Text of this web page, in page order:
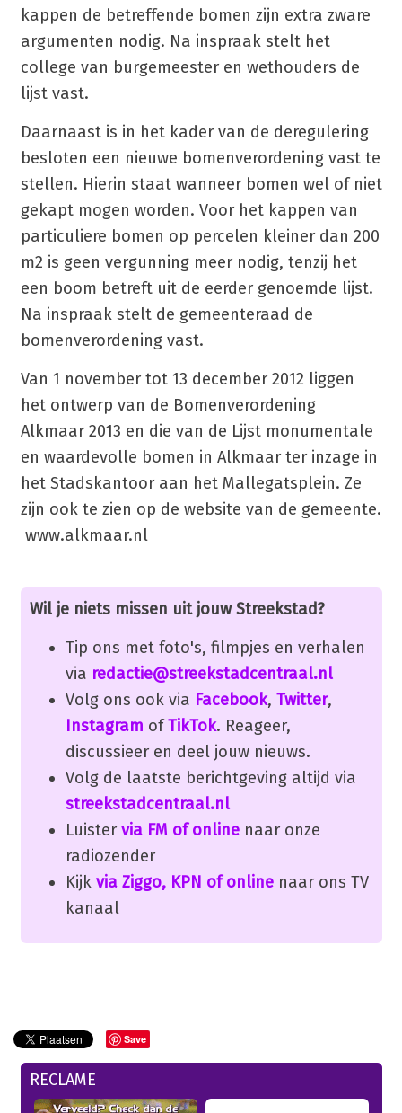
kappen de betreffende bomen zijn extra zware
argumenten nodig. Na inspraak stelt het
college van burgemeester en wethouders de
lijst vast.
Daarnaast is in het kader van de deregulering
besloten een nieuwe bomenverordening vast te
stellen. Hierin staat wanneer bomen wel of niet
gekapt mogen worden. Voor het kappen van
particuliere bomen op percelen kleiner dan 200
m2 is geen vergunning meer nodig, tenzij het
een boom betreft uit de eerder genoemde lijst.
Na inspraak stelt de gemeenteraad de
bomenverordening vast.
Van 1 november tot 13 december 2012 liggen
het ontwerp van de Bomenverordening
Alkmaar 2013 en die van de Lijst monumentale
en waardevolle bomen in Alkmaar ter inzage in
het Stadskantoor aan het Mallegatsplein. Ze
zijn ook te zien op de website van de gemeente.
www.alkmaar.nl
Wil je niets missen uit jouw Streekstad?
Tip ons met foto's, filmpjes en verhalen
via redactie@streekstadcentraal.nl
Volg ons ook via Facebook, Twitter,
Instagram ofTikTok. Reageer,
discussieer en deel jouw nieuws.
Volg de laatste berichtgeving altijd via
streekstadcentraal.nl
Luister via FM of onlinenaar onze
radiozender
Kijk via Ziggo, KPN of onlinenaar ons TV
kanaal
Save
RECLAME